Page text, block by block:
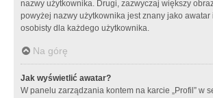
nazwy użytkownika. Drugi, zazwyczaj większy
powyżej nazwy użytkownika jest znany jako awatar
osobisty dla każdego użytkownika.
Na górę
Jak wyświetlić awatar?
W panelu zarządzania kontem na karcie „Profil” w